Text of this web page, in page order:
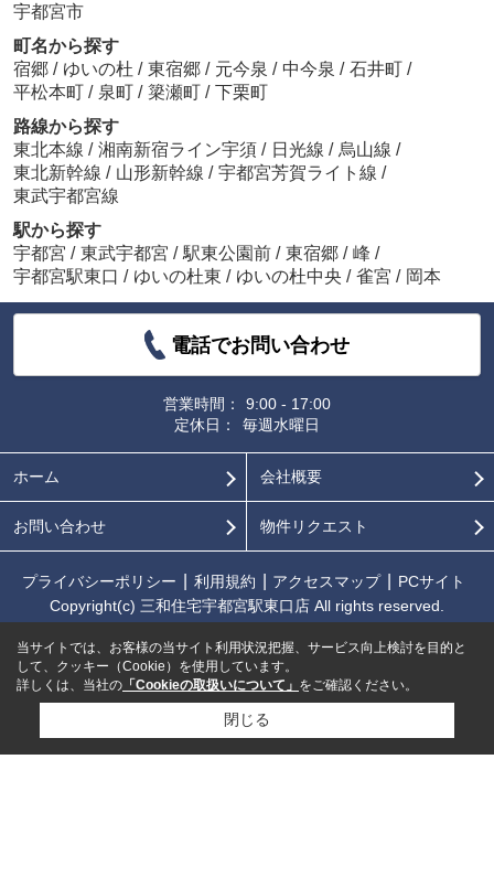
宇都宮市
町名から探す
宿郷 / ゆいの杜 / 東宿郷 / 元今泉 / 中今泉 / 石井町 /
平松本町 / 泉町 / 簗瀬町 / 下栗町
路線から探す
東北本線 / 湘南新宿ライン宇須 / 日光線 / 烏山線 /
東北新幹線 / 山形新幹線 / 宇都宮芳賀ライト線 /
東武宇都宮線
駅から探す
宇都宮 / 東武宇都宮 / 駅東公園前 / 東宿郷 / 峰 /
宇都宮駅東口 / ゆいの杜東 / ゆいの杜中央 / 雀宮 / 岡本
電話でお問い合わせ
営業時間：
9:00 - 17:00
定休日：
毎週水曜日
ホーム 会社概要
お問い合わせ 物件リクエスト
プライバシーポリシー 利用規約 アクセスマップ
PCサイト
Copyright(c) 三和住宅宇都宮駅東口店 All rights reserved.
当サイトでは、お客様の当サイト利用状況把握、サービス向上検討を目的と
して、クッキー（Cookie）を使用しています。
詳しくは、当社の 「Cookieの取扱いについて」 をご確認ください。
閉じる